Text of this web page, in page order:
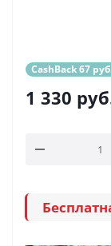
CashBack 67
1 330